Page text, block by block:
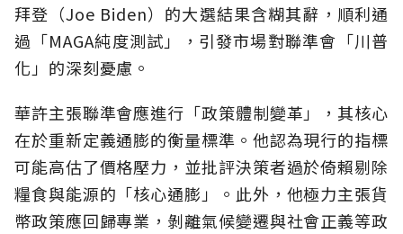
拜登（Joe Biden）的大選結果含糊其辭，順利通
過「MAGA純度測試」，引發市場對聯準會「川普
化」的深刻憂慮。
華許主張聯準會應進行「政策體制變革」，其核心
在於重新定義通膨的衡量標準。他認為現行的指標
可能高估了價格壓力，並批評決策者過於倚賴剔除
糧食與能源的「核心通膨」。此外，他極力主張貨
幣政策應回歸專業，剝離氣候變遷與社會正義等政